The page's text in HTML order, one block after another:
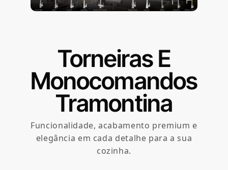
Torneiras E
Monocomandos
Tramontina
Funcionalidade, acabamento premium e
elegância em cada detalhe para a sua
cozinha.